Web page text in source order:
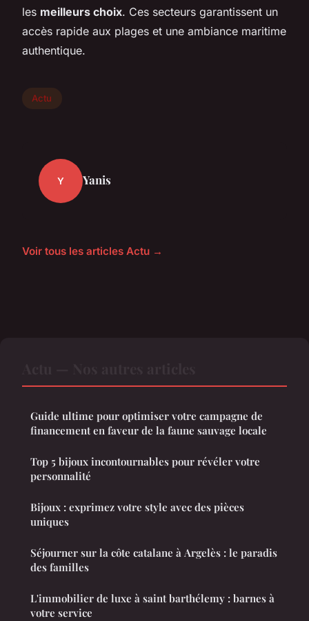
les meilleurs choix. Ces secteurs garantissent un
accès rapide aux plages et une ambiance maritime
authentique.
Actu
Y Yanis
Voir tous les articles Actu →
Guide ultime pour optimiser votre campagne de
financement en faveur de la faune sauvage locale
Top 5 bijoux incontournables pour révéler votre
personnalité
Bijoux : exprimez votre style avec des pièces
uniques
Séjourner sur la côte catalane à Argelès : le paradis
des familles
L'immobilier de luxe à saint barthélemy : barnes à
votre service